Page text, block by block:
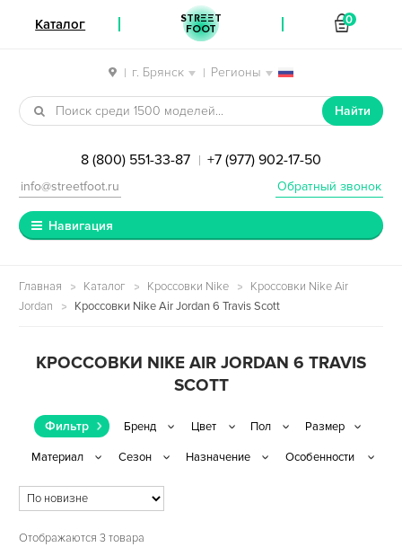
| г. Брянск | Регионы
Перейти к навигации
Перейти к содержимому
Найти
8 (800) 551-33-87 | +7 (977) 902-17-50
Обратный звонок
info@streetfoot.ru
Навигация
Главная Каталог Кроссовки Nike
Кроссовки Nike Air
Jordan
Кроссовки Nike Air Jordan 6 Travis Scott
КРОССОВКИ NIKE AIR JORDAN 6 TRAVIS
SCOTT
Фильтр
Отображаются 3 товара
Каталог STREET
FOOT
0